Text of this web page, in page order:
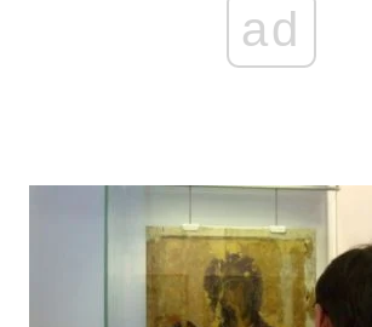
Війна
Політика
ad